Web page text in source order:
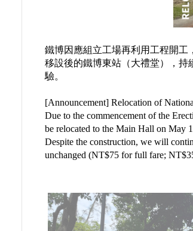
鐵博因應組立工場再利用工程開工
移設後的鐵博東站（大禮堂），持
驗。
[Announcement] Relocation of
Due to the commencement of the
be relocated to the Main Hall on May
Despite the construction, we will
unchanged (NT$75 for full fare;